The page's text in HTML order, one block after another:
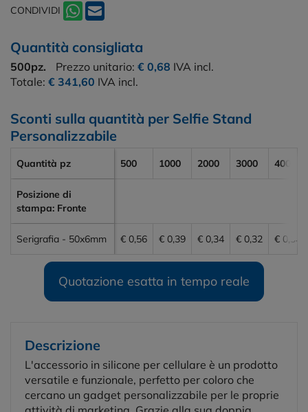
CONDIVIDI
Quantità consigliata
500pz. Prezzo unitario: € 0,68 IVA incl.
Totale: € 341,60 IVA incl.
Sconti sulla quantità per Selfie Stand
Personalizzabile
Quantità pz 500 1000 2000 3000 4000
Posizione di
stampa: Fronte
Serigrafia - 50x6mm € 0,56 € 0,39 € 0,34 € 0,32 € 0,30
Quotazione esatta in tempo reale
Descrizione
L'accessorio in silicone per cellulare è un prodotto
versatile e funzionale, perfetto per coloro che
cercano un gadget personalizzabile per le proprie